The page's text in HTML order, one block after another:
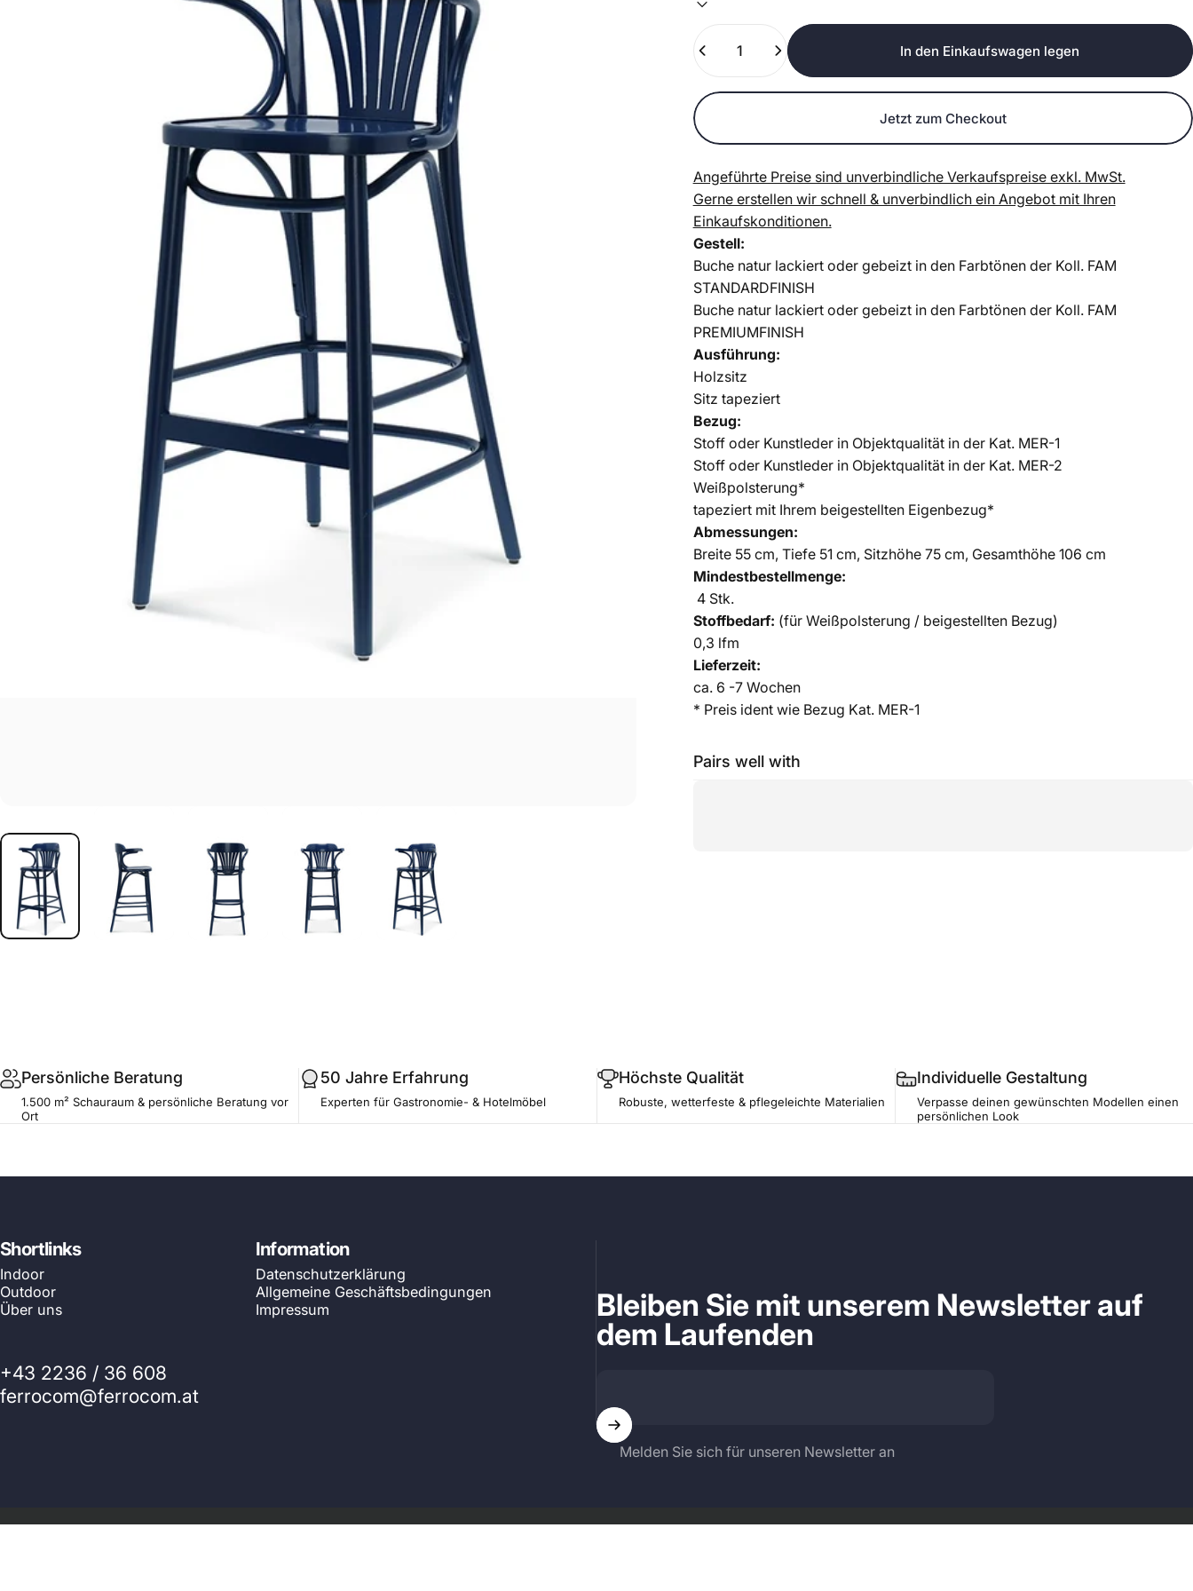
Anzahl
In den Einkaufswagen legen
Jetzt zum Checkout
Angeführte Preise sind unverbindliche Verkaufspreise exkl. MwSt.
Gerne erstellen wir schnell & unverbindlich ein Angebot mit Ihren
Einkaufskonditionen.
Gestell:
Buche natur lackiert oder gebeizt in den Farbtönen der Koll. FAM
STANDARDFINISH
Buche natur lackiert oder gebeizt in den Farbtönen der Koll. FAM
PREMIUMFINISH
Ausführung:
Holzsitz
Sitz tapeziert
Bezug:
Stoff oder Kunstleder in Objektqualität in der Kat. MER-1
Stoff oder Kunstleder in Objektqualität in der Kat. MER-2
Weißpolsterung*
tapeziert mit Ihrem beigestellten Eigenbezug*
Abmessungen:
Breite 55 cm, Tiefe 51 cm, Sitzhöhe 75 cm, Gesamthöhe 106 cm
Mindestbestellmenge:
4 Stk.
Stoffbedarf: (für Weißpolsterung / beigestellten Bezug)
0,3 lfm
Lieferzeit:
ca. 6 -7 Wochen
* Preis ident wie Bezug Kat. MER-1
Pairs well with
Persönliche Beratung
1.500 m² Schauraum & persönliche Beratung vor
Ort
50 Jahre Erfahrung
Experten für Gastronomie- & Hotelmöbel
Höchste Qualität
Robuste, wetterfeste & pflegeleichte Materialien
Individuelle Gestaltung
Verpasse deinen gewünschten Modellen einen
persönlichen Look
Shortlinks
Indoor
Outdoor
Über uns
Information
Datenschutzerklärung
Allgemeine Geschäftsbedingungen
Impressum
+43 2236 / 36 608
ferrocom@ferrocom.at
Bleiben Sie mit unserem Newsletter auf
dem Laufenden
Melden Sie sich für unseren Newsletter an